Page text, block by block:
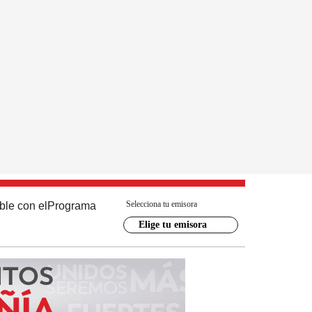
con el Programa Selecciona tu emisora
Elige tu emisora